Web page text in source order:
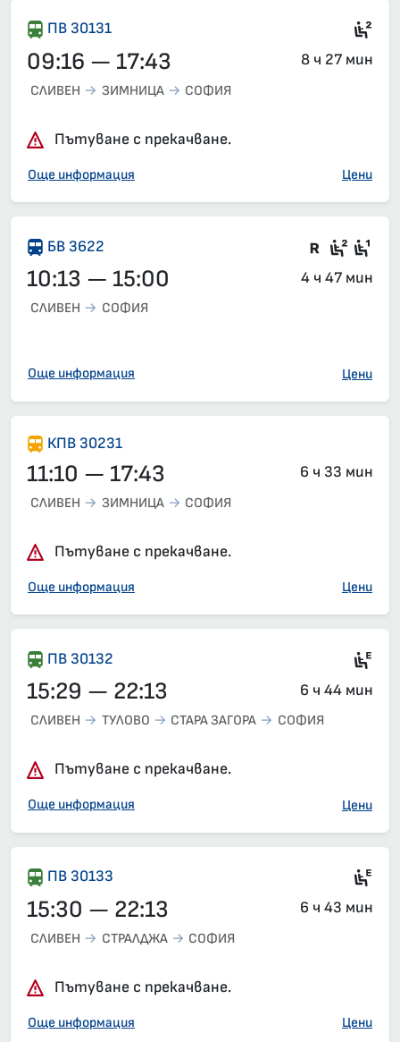
ПВ 30131
09:16 — 17:43 8 ч 27 мин
СЛИВЕН ЗИМНИЦА СОФИЯ
Пътуване с прекачване.
Още информация Цени
БВ 3622 Влак
10:13 — 15:00 4 ч 47 мин
СЛИВЕН СОФИЯ
Още информация Цени
КПВ 30231
11:10 — 17:43 6 ч 33 мин
СЛИВЕН ЗИМНИЦА СОФИЯ
Пътуване с прекачване.
Още информация Цени
ПВ 30132
15:29 — 22:13 6 ч 44 мин
СЛИВЕН ТУЛОВО СТАРА ЗАГОРА СОФИЯ
Пътуване с прекачване.
Още информация Цени
ПВ 30133
15:30 — 22:13 6 ч 43 мин
СЛИВЕН СТРАЛДЖА СОФИЯ
Пътуване с прекачване.
Още информация Цени